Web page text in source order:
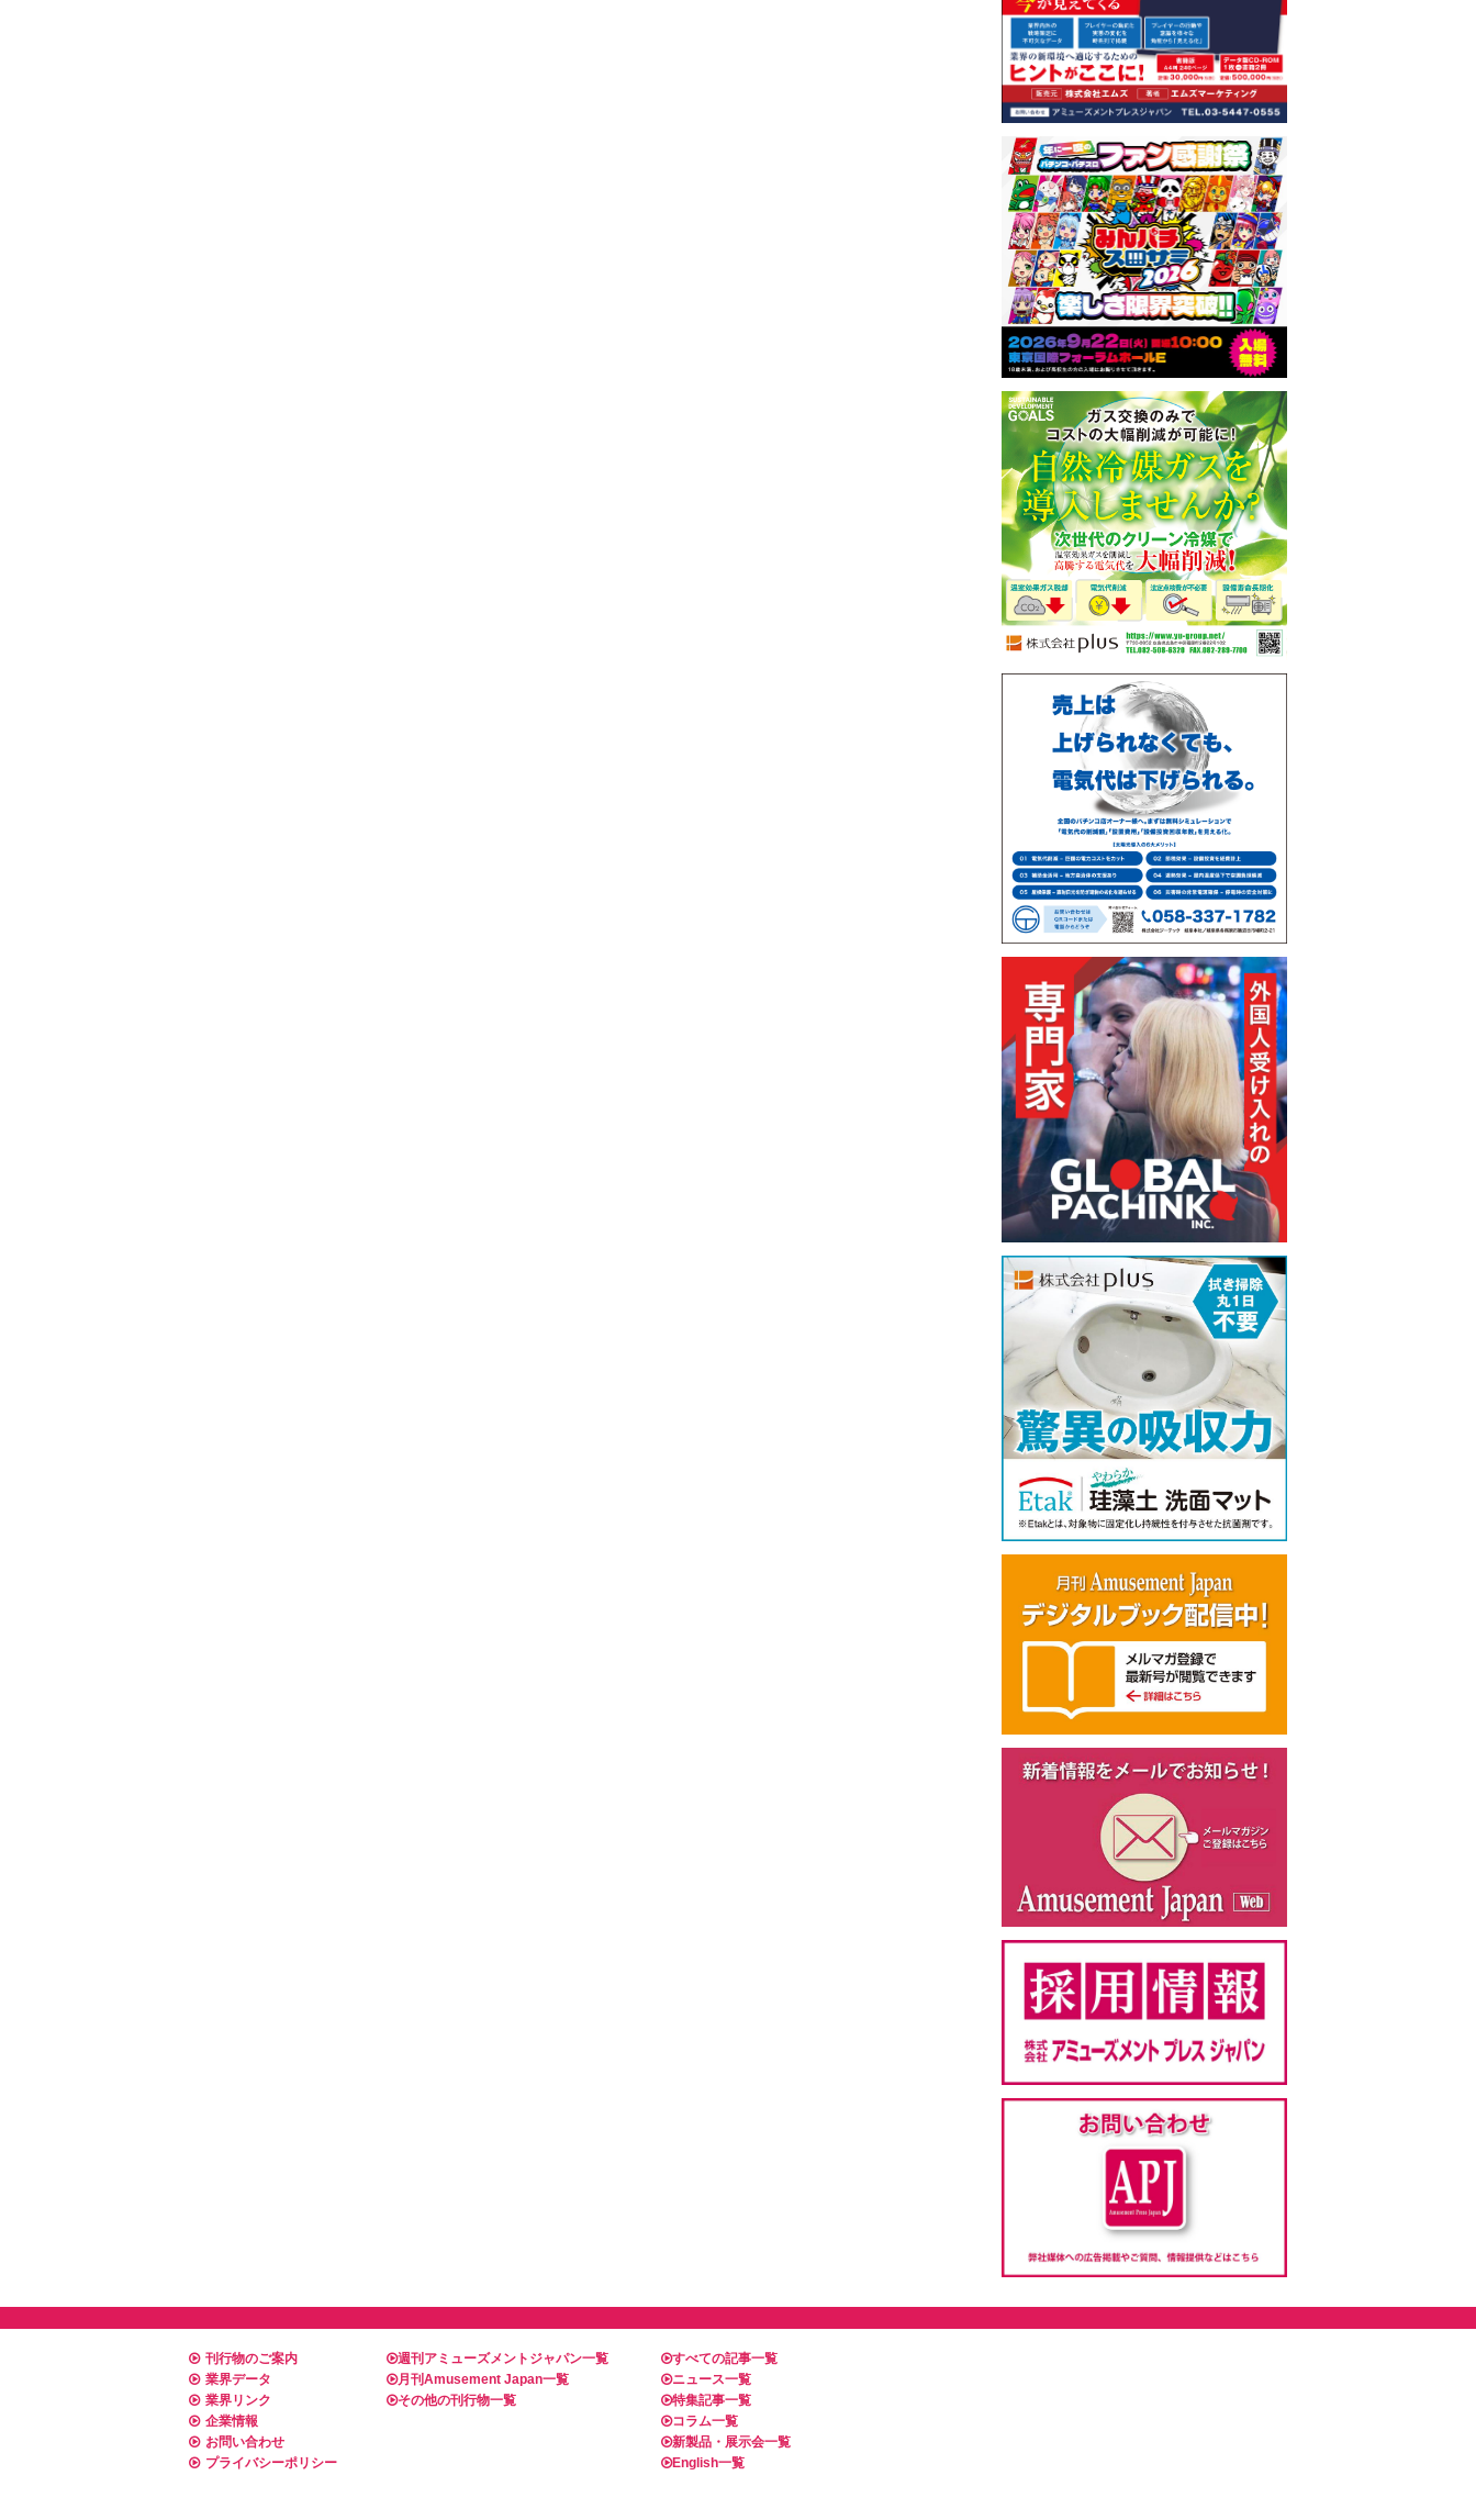
刊行物のご案内
業界データ
業界リンク
企業情報
お問い合わせ
プライバシーポリシー
週刊アミューズメントジャパン一覧
月刊Amusement Japan一覧
その他の刊行物一覧
すべての記事一覧
ニュース一覧
特集記事一覧
コラム一覧
新製品・展示会一覧
English一覧